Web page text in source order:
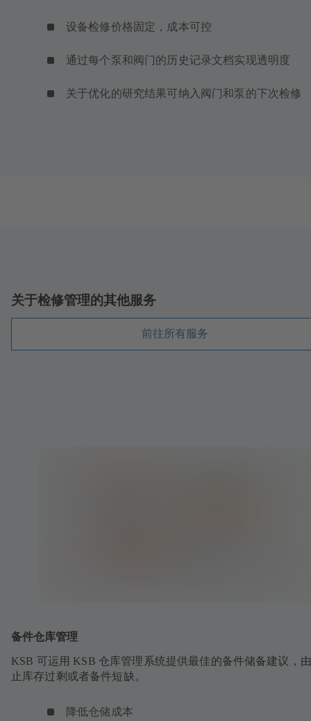
设备检修价格固定，成本可控
通过每个泵和阀门的历史记录文档实现透明度
关于优化的研究结果可纳入阀门和泵的下次检修
关于检修管理的其他服务
前往所有服务
备件仓库管理
KSB 可运用 KSB 仓库管理系统提供最佳的备件储备建议，
止库存过剩或者备件短缺。
降低仓储成本